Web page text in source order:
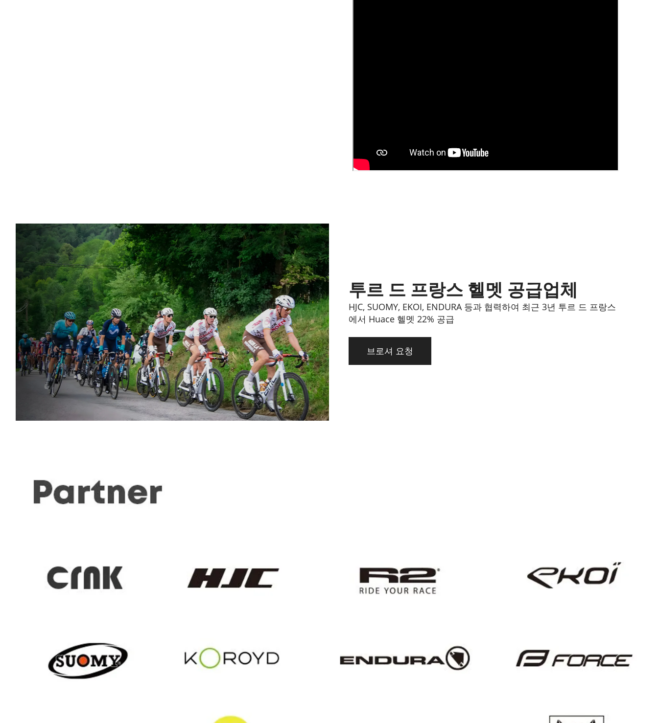
투르 드 프랑스 헬멧 공급업체
HJC, SUOMY, EKOI, ENDURA 등과 협력하여 최근 3년 투르 드 프랑스
에서 Huace 헬멧 22% 공급
브로셔 요청